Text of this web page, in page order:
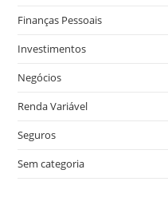
Finanças Pessoais
Investimentos
Negócios
Renda Variável
Seguros
Sem categoria